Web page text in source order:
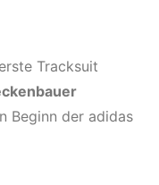
Tracksuit
Beginn der adidas